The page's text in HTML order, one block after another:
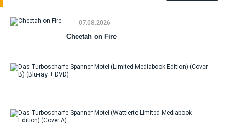
07.08.2026
Cheetah on Fire